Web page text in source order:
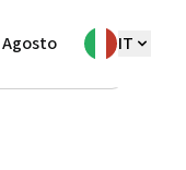
Agosto IT
Eventi sondalo